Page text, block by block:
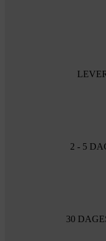
2 - 5
30